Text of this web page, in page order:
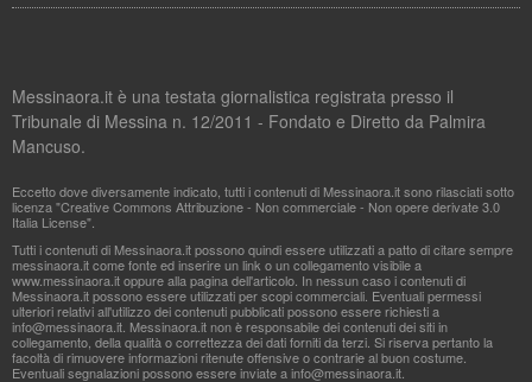
Messinaora.it è una testata giornalistica registrata presso il
Tribunale di Messina n. 12/2011 - Fondato e Diretto da Palmira
Mancuso.
Eccetto dove diversamente indicato, tutti i contenuti di Messinaora.it sono rilasciati sotto
licenza "Creative Commons Attribuzione - Non commerciale - Non opere derivate 3.0
Italia License".
Tutti i contenuti di Messinaora.it possono quindi essere utilizzati a patto di citare sempre
messinaora.it come fonte ed inserire un link o un collegamento visibile a
www.messinaora.it oppure alla pagina dell'articolo. In nessun caso i contenuti di
Messinaora.it possono essere utilizzati per scopi commerciali. Eventuali permessi
ulteriori relativi all'utilizzo dei contenuti pubblicati possono essere richiesti a
info@messinaora.it. Messinaora.it non è responsabile dei contenuti dei siti in
collegamento, della qualità o correttezza dei dati forniti da terzi. Si riserva pertanto la
facoltà di rimuovere informazioni ritenute offensive o contrarie al buon costume.
Eventuali segnalazioni possono essere inviate ainfo@messinaora.it.